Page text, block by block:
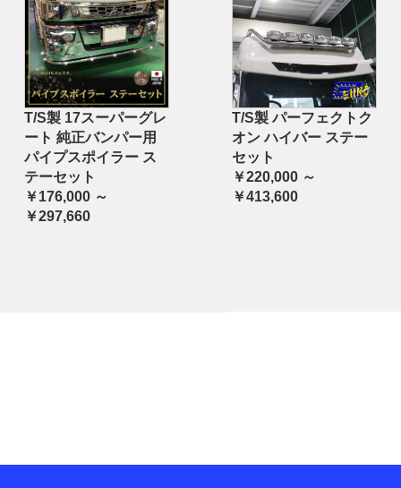
T/S製 17スーパーグレ
ート 純正バンパー用
パイプスポイラー ス
テーセット
￥176,000 ～
￥297,660
T/S製 パーフェクトク
オン ハイバー ステー
セット
￥220,000 ～
￥413,600